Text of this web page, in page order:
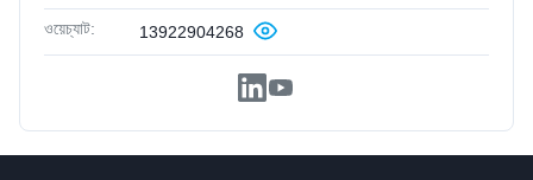
ওয়েচ্যাট: 13922904268